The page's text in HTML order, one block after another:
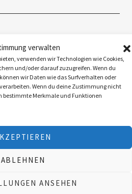
verwalten
verwenden wir Technologien wie Cookies,
und/oder darauf zuzugreifen. Wenn du
wir Daten wie das Surfverhalten oder
Wenn du deine Zustimmung nicht
bestimmte Merkmale und Funktionen
ABLEHNEN
ANSEHEN
3K
Mit dem Huntire ins Revier